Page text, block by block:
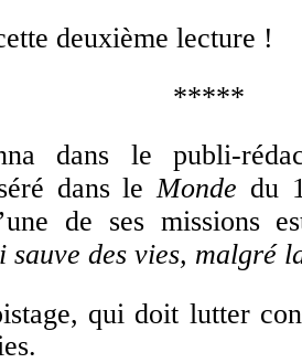
deuxième lecture !
*****
dans le publi-
dans leMonde du
de ses missions
sauve des vies, malgré
qui doit lutter